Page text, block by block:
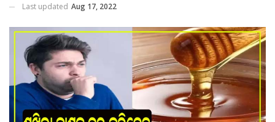
Last updated Aug 17, 2022